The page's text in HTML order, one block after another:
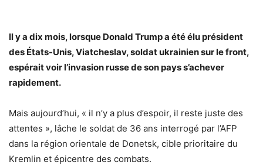
Il y a dix mois, lorsque Donald Trump a été élu président
des États-Unis, Viatcheslav, soldat ukrainien sur le front,
espérait voir l’invasion russe de son pays s’achever
rapidement.
Mais aujourd’hui, « il n’y a plus d’espoir, il reste juste des
attentes », lâche le soldat de 36 ans interrogé par l’AFP
dans la région orientale de Donetsk, cible prioritaire du
Kremlin et épicentre des combats.